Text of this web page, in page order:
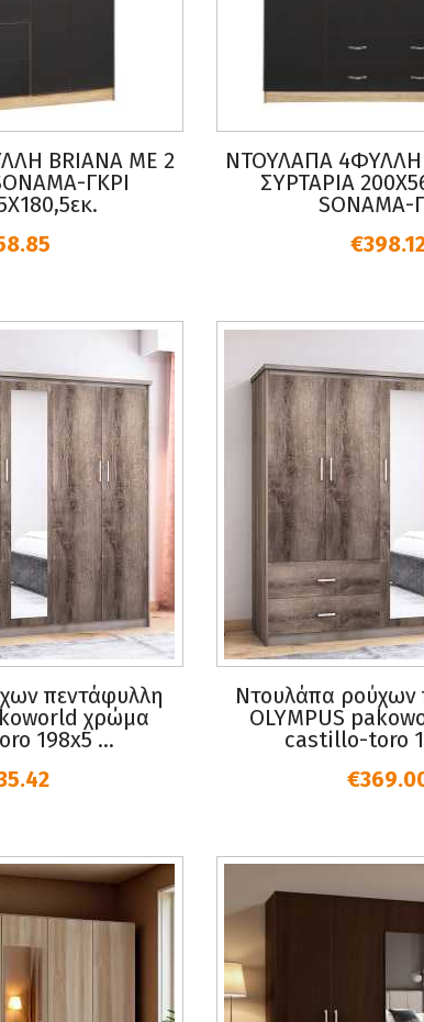
BRIANA ME 2
ΓΚΡΙ
ΝΤΟΥΛΑΠΑ 4ΦΥΛΛΗ
ΣΥΡΤΑΡΙΑ
SONAMA-
πεντάφυλλη
χρώμα
198x5 ...
Ντουλάπα ρούχων
OLYMPUS
castillo-toro